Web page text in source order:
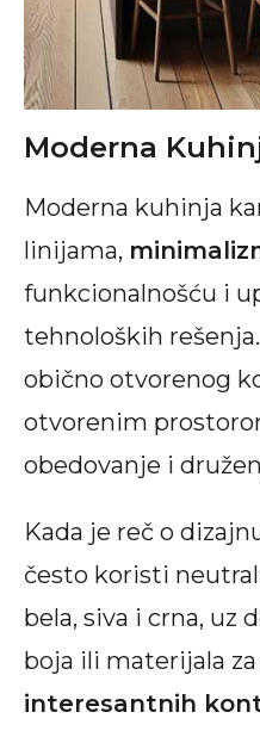
Moderna
Moderna kuhinja
linijama,
funkcionalnošću i
tehnoloških
obično otvorenog
otvorenim
obedovanje i
Kada je reč o
često koristi
bela, siva i crna, uz
boja ili materijala
interesantnih